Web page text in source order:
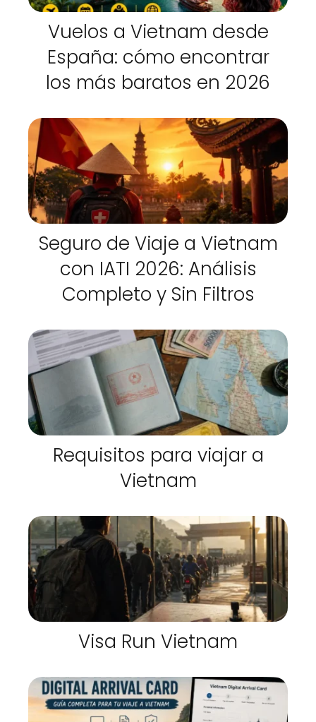
Vuelos a Vietnam desde
España: cómo encontrar
los más baratos en 2026
Seguro de Viaje a Vietnam
con IATI 2026: Análisis
Completo y Sin Filtros
Requisitos para viajar a
Vietnam
Visa Run Vietnam